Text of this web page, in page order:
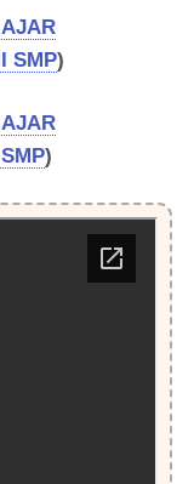
SMP)
)